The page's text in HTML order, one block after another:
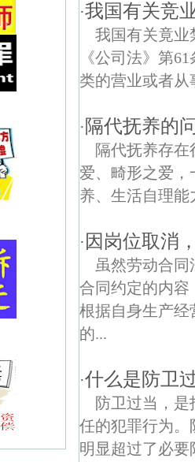
·我国有关竞
我国有关竟业
《公司法》第
类的营业或者
· 隔代抚养的
隔代抚养存
爱、畸形之爱
养、生活自理
· 因岗位取消
虽然劳动合
合同约定的内容
根据自身生产经
的...
·什么是防卫
防卫过当，
任的犯罪行为。
明显超过了必